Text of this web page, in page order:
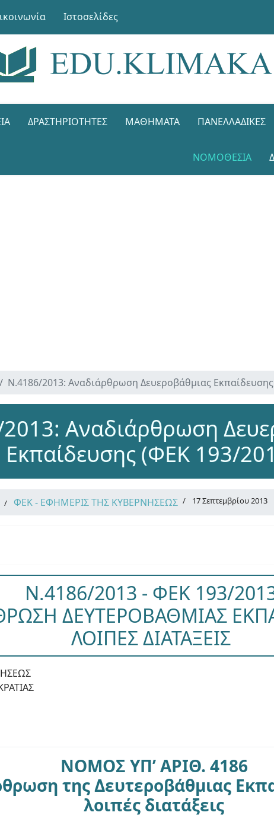
Ιστοσελίδες
ΔΡΑΣΤΗΡΙΌΤΗΤΕΣ ΜΑΘΉΜΑΤΑ ΠΑΝΕΛΛΑΔΙΚΈΣ
ΝΟΜΟΘΕΣΊΑ
Ν.4186/2013: Αναδιάρθρωση Δευεροβάθμιας
Αναδιάρθρωση
Εκπαίδευσης (ΦΕΚ 193/
ΦΕΚ - ΕΦΗΜΕΡΙΣ ΤΗΣ ΚΥΒΕΡΝΗΣΕΩΣ 17 Σεπτεμβρίου 2013
Ν.4186/2013 - ΦΕΚ 193/
ΔΕΥΤΕΡΟΒΑΘΜΙΑΣ
ΛΟΙΠΕΣ ΔΙΑΤΑΞΕΙΣ
ΝΟΜΟΣ ΥΠ’ ΑΡΙΘ. 4186
της Δευτεροβάθμιας
λοιπές διατάξεις